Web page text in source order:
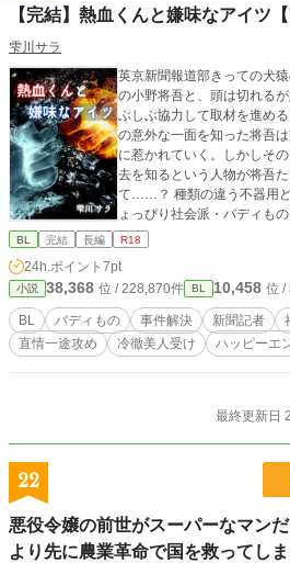
【完結】熱血くんと嫌味なアイツ【
雫川サラ
英京新聞報道部きっての犬
の小野将吾と、頭は切れる
ぶしぶ協力して取材を進め
の意外な一面を知った将吾
に惹かれていく。しかしそ
去を知るという人物が将吾
て……？ 種類の違う不器用どうしが少しずつ惹かれ合う、ち
ょっぴり社会派・バディも
シーンは後半にございます
幅改稿です。
BL 完結 長編 R18
24h.ポイント 7pt
小説 38,368 位 / 228,870件 BL 10,458 位 /
BL バディもの 事件解決 新聞記者
直情一途攻め
冷徹美人受け ハッピーエ
最終更新日
22
悪役令嬢の前世がスーパーなマン
より先に農業革命で国を救ってし